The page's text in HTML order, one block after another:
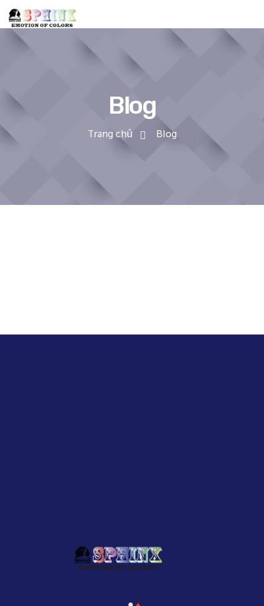
Blog
Trang chủ Blog